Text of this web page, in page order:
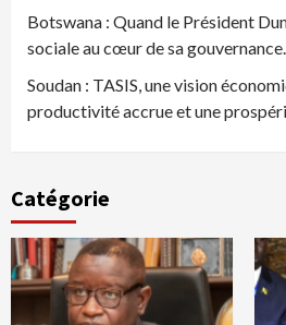
Botswana : Quand le Président
sociale au cœur de sa gouvernance.
Soudan : TASIS, une vision
productivité accrue et une
Catégorie